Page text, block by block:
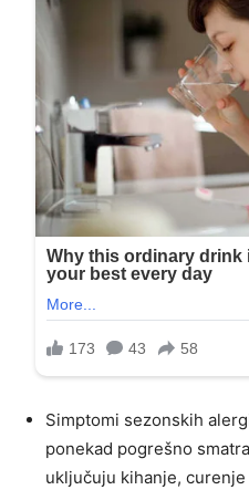
Simptomi sezonskih
ponekad pogrešno
uključuju kihanje,